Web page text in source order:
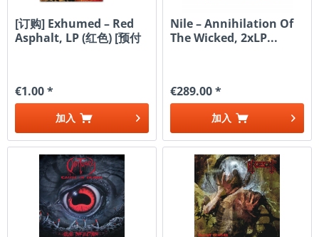
[订购] Exhumed – Red
Asphalt, LP (红色) [预付
€1.00 *
加入
Nile – Annihilation Of
The Wicked, 2xLP...
€289.00 *
加入